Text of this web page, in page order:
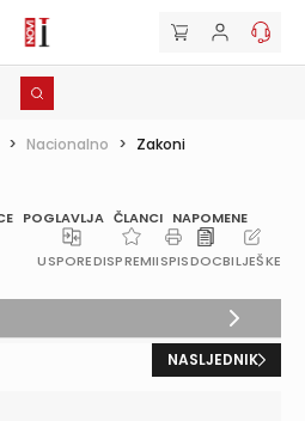
> Nacionalno > Zakoni
POGLAVLJA ČLANCI NAPOMENE
USPOREDISPREMIISPISDOCBILJEŠKE
NASLJEDNIK